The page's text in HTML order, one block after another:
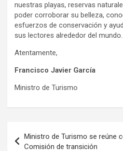
nuestras playas, reservas
poder corroborar su belleza,
esfuerzos de conservación y
sus lectores alrededor del mundo.
Atentamente,
Francisco Javier García
Ministro de Turismo
de
Ministro de Turismo se reúne
Comisión de transición